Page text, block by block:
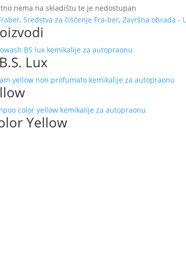
nema na skladištu te je nedostupan
,Sredstva za čišćenje Fra-ber,Završna obrada -
Lux
Yellow